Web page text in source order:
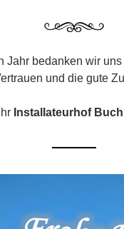
Jahr bedanken wir
und die gute
Ihr Installateurhof